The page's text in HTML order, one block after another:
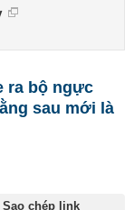
ra bộ ngực
sau mới là
Sao chép link